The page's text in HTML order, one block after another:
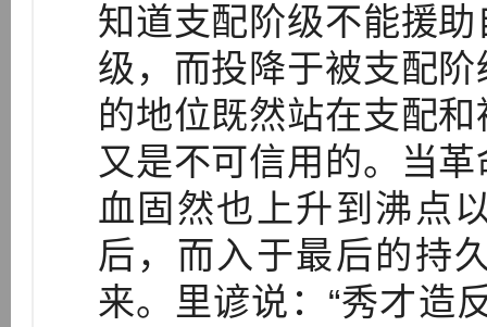
知道支配阶级不能援
级，而投降于被支配
的地位既然站在支配
又是不可信用的。当
血固然也上升到沸点
后，而入于最后的持
来。里谚说：“秀才造